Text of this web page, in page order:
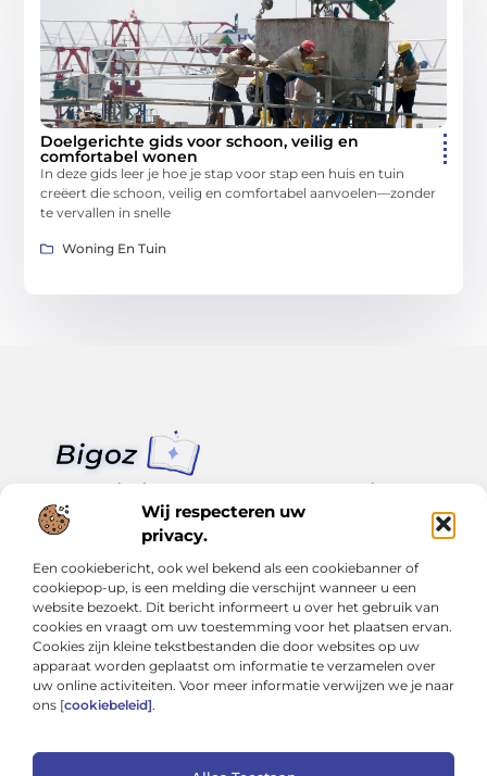
Wij respecteren uw
privacy.
Een cookiebericht, ook wel bekend als een cookiebanner of
cookiepop-up, is een melding die verschijnt wanneer u een
website bezoekt. Dit bericht informeert u over het gebruik van
cookies en vraagt om uw toestemming voor het plaatsen ervan.
Cookies zijn kleine tekstbestanden die door websites op uw
apparaat worden geplaatst om informatie te verzamelen over
uw online activiteiten. Voor meer informatie verwijzen we je naar
ons [cookiebeleid].
Doelgerichte gids voor schoon, veilig en
comfortabel wonen
In deze gids leer je hoe je stap voor stap een huis en tuin
creëert die schoon, veilig en comfortabel aanvoelen—zonder
te vervallen in snelle
Woning En Tuin
Van klein nieuws tot grote trends – alles op Bigoz.nl.
Lees inspirerende blogs en artikelen over het dagelijks leven,
actualiteit en meer.
Bericht categorie
Onze informatie